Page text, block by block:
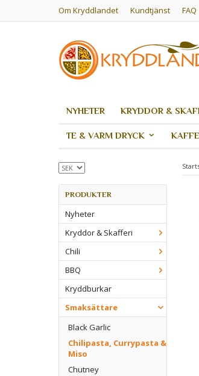
Om Kryddlandet Kundtjänst FAQ
NYHETER KRYDDOR &
TE & VARM DRYCK KAFFE
PRODUKTER
Nyheter
Kryddor & Skafferi
Chili
BBQ
Kryddburkar
Smaksättare
Black Garlic
Chilipasta, Currypasta &
Miso
Chutney